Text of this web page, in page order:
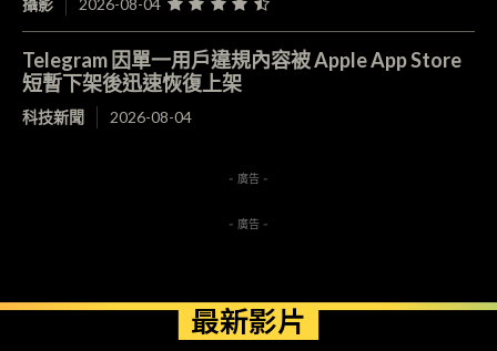
Telegram 因單一用戶違規內容被 Apple App Store
短暫下架後迅速恢復上架
科技新聞 2026-08-04
- 廣告 -
- 廣告 -
最新影片